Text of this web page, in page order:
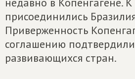
присоединились
Приверженность
соглашению
развивающихся стран.